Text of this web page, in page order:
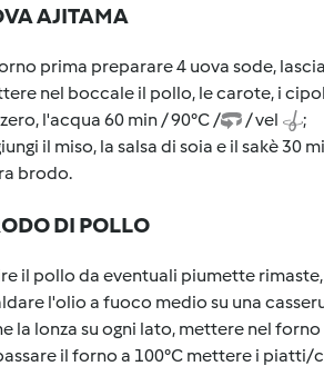
AJITAMA
prima preparare 4 uova sode,
nel boccale il pollo, le carote, i
l'acqua 60 min / 90°C /
/ vel
;
il miso, la salsa di soia e il sakè 30
brodo.
DI POLLO
il pollo da eventuali piumette
l'olio a fuoco medio su una
la lonza su ogni lato, mettere nel forno
il forno a 100°C mettere i